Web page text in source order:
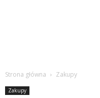
Strona główna Zakupy
Zakupy